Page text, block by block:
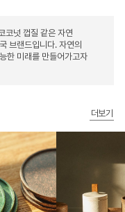
코넛 껍질 같은 자연
브랜드입니다. 자연의
한 미래를 만들어가고자
더보기